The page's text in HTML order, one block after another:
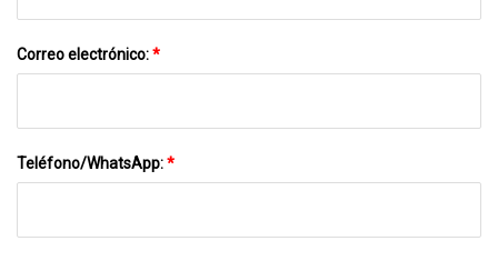
Correo electrónico:*
Teléfono/WhatsApp:*